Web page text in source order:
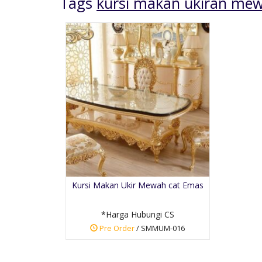
Kursi Makan Ukir Mewah cat Emas
*Harga Hubungi CS
Pre Order/ SMMUM-016
Kursi Resto Jati
Dudukan Busa
*Harga Hubungi CS